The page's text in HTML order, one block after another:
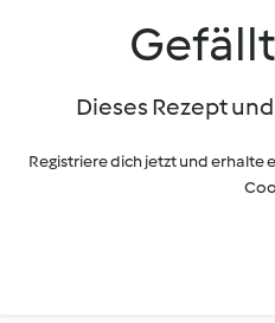
Dieses Rezept
Registriere dich jetzt und erhalte